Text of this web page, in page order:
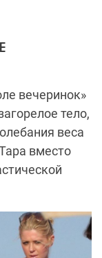
вечеринок»
тело,
веса
вместо